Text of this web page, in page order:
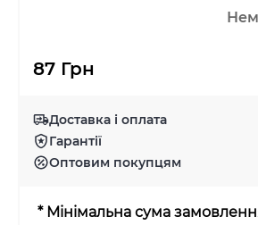
87 Грн
Доставка і оплата
Гарантії
Оптовим покупцям
* Мінімальна сума